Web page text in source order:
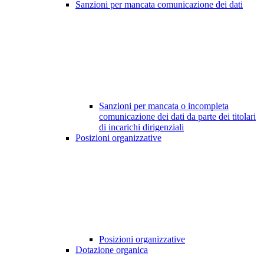
Sanzioni per mancata comunicazione dei dati
Sanzioni per mancata o incompleta
comunicazione dei dati da parte dei titolari
di incarichi dirigenziali
Posizioni organizzative
Posizioni organizzative
Dotazione organica